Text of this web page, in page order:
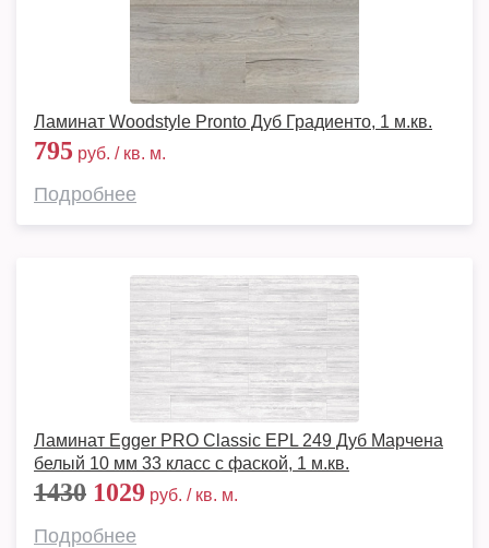
Ламинат Woodstyle Pronto Дуб Градиенто, 1 м.кв.
795 руб. / кв. м.
Подробнее
Ламинат Egger PRO Classic EPL 249 Дуб Марчена
белый 10 мм 33 класс с фаской, 1 м.кв.
1430 1029 руб. / кв. м.
Подробнее